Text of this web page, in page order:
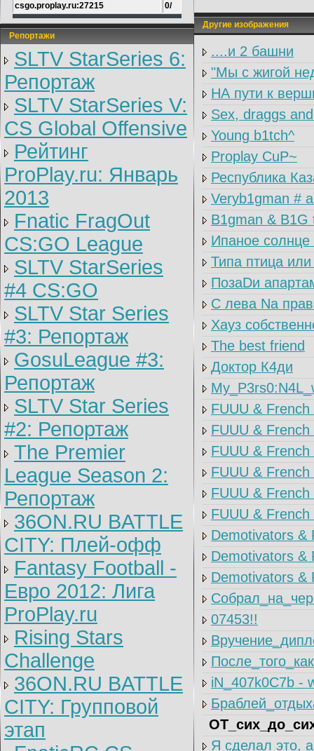
csgo.proplay.ru:27215 0/
Репортажи
SLTV StarSeries 6:
Репортаж
SLTV StarSeries V:
CS Global Offensive
Рейтинг
ProPlay.ru: Январь
2013
Fnatic FragOut
CS:GO League
SLTV StarSeries
#4 CS:GO
SLTV Star Series
#3: Репортаж
GosuLeague #3:
Репортаж
SLTV Star Series
#2: Репортаж
The Premier
League Season 2:
Репортаж
36ON.RU BATTLE
CITY: Плей-офф
Fantasy Football -
Евро 2012: Лига
ProPlay.ru
Rising Stars
Challenge
36ON.RU BATTLE
CITY: Групповой
этап
Другие изображения
....и 2 башни
"Мы с жигой
НА пути к
Sex, draggs
Young b1tch^
Proplay CuP~
Республика
Veryb1gman #
B1gman & B1G
Ипаное
Типа птица
ПозаDи
С лева Nа
Хауз
The best friend
Доктор К4ди
FUUU &
FUUU &
FUUU &
FUUU &
FUUU &
FUUU &
Demotivators &
Demotivators &
Demotivators &
07453!!
iN_407k0C7b -
Я сделал это,